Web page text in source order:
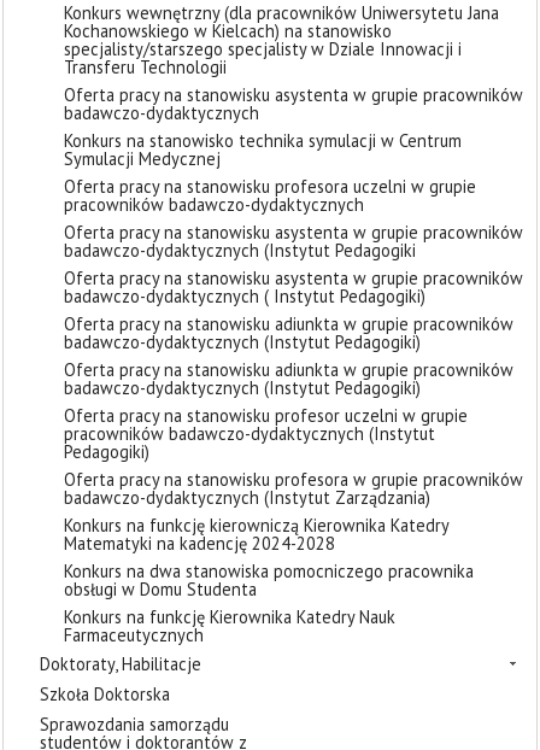
Konkurs wewnętrzny (dla pracowników Uniwersytetu Jana
Kochanowskiego w Kielcach) na stanowisko
specjalisty/starszego specjalisty w Dziale Innowacji i
Transferu Technologii
Oferta pracy na stanowisku asystenta w grupie pracowników
badawczo-dydaktycznych
Konkurs na stanowisko technika symulacji w Centrum
Symulacji Medycznej
Oferta pracy na stanowisku profesora uczelni w grupie
pracowników badawczo-dydaktycznych
Oferta pracy na stanowisku asystenta w grupie pracowników
badawczo-dydaktycznych (Instytut Pedagogiki
Oferta pracy na stanowisku asystenta w grupie pracowników
badawczo-dydaktycznych ( Instytut Pedagogiki)
Oferta pracy na stanowisku adiunkta w grupie pracowników
badawczo-dydaktycznych (Instytut Pedagogiki)
Oferta pracy na stanowisku adiunkta w grupie pracowników
badawczo-dydaktycznych (Instytut Pedagogiki)
Oferta pracy na stanowisku profesor uczelni w grupie
pracowników badawczo-dydaktycznych (Instytut
Pedagogiki)
Oferta pracy na stanowisku profesora w grupie pracowników
badawczo-dydaktycznych (Instytut Zarządzania)
Konkurs na funkcję kierowniczą Kierownika Katedry
Matematyki na kadencję 2024-2028
Konkurs na dwa stanowiska pomocniczego pracownika
obsługi w Domu Studenta
Konkurs na funkcję Kierownika Katedry Nauk
Farmaceutycznych
Doktoraty, Habilitacje
Szkoła Doktorska
Sprawozdania samorządu
studentów i doktorantów z